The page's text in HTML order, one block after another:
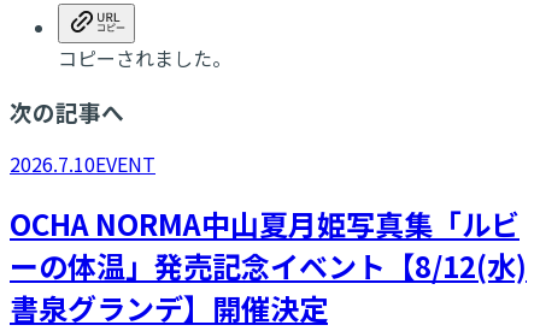
コピーされました。
次の記事へ
2026.7.10EVENT
OCHA NORMA中山夏月姫写真集「ルビ
ーの体温」発売記念イベント【8/12(水)
書泉グランデ】開催決定